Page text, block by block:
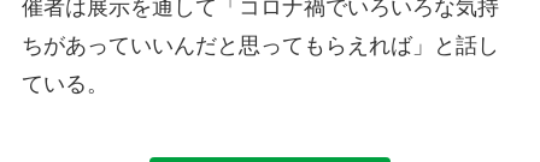
催者は展示を通して「コロナ禍でいろいろな気持
ちがあっていいんだと思ってもらえれば」と話し
ている。